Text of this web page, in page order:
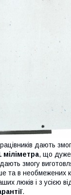
дають
міліметра, що дуже
змогу
та в необмежених
люків і з усією
.